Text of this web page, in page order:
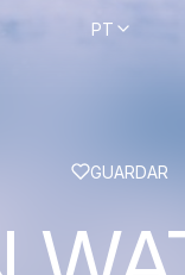
PT
GUARDAR